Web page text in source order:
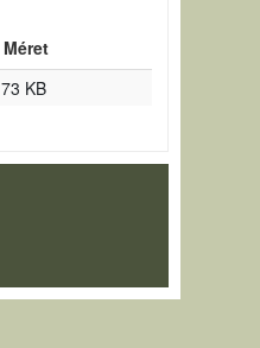
Méret
73 KB